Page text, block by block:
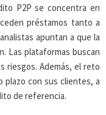
P2P se concentra en
préstamos tanto a
apuntan a que la
Las plataformas buscan
riesgos. Además, el reto
plazo con sus clientes, a
de referencia.